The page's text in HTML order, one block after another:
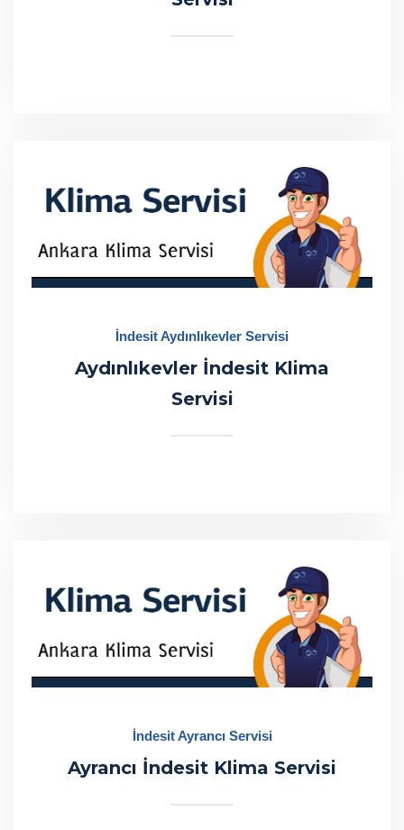
İndesit Aydınlıkevler Servisi
Aydınlıkevler İndesit Klima
Servisi
İndesit Ayrancı Servisi
Ayrancı İndesit Klima Servisi